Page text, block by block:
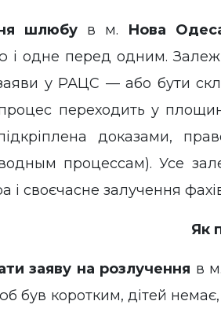
шлюбу в м. Нова
і одне перед одним.
заяви у РАЦС — або бути
переходить у
доказами,
процессам). Усе
і своєчасне залучення
Як
заяву на розлучення в м.
був коротким, дітей немає,